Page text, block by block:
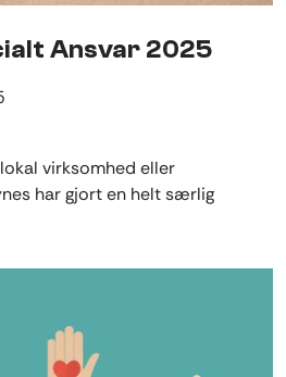
Ansvar 2025
virksomhed eller
har gjort en helt særlig